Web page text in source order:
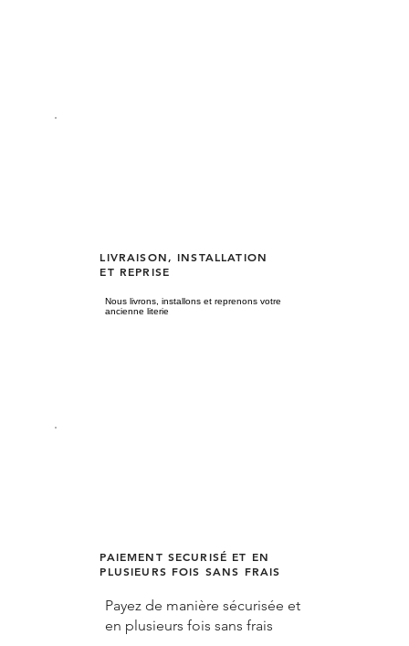
LIVRAISON, INSTALLATION
ET REPRISE
Nous livrons, installons et reprenons votre
ancienne literie
PAIEMENT SECURISÉ ET EN
PLUSIEURS FOIS SANS FRAIS
Payez de manière sécurisée et
en plusieurs fois sans frais